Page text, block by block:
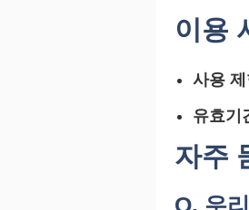
이용
사용
유효기
자주